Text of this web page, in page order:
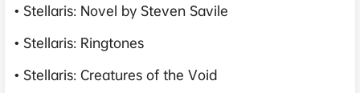
• Stellaris: Novel by Steven Savile
• Stellaris: Ringtones
• Stellaris: Creatures of the Void